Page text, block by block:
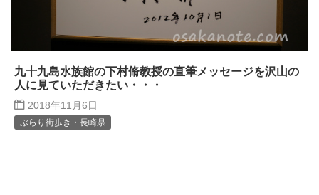
九十九島水族館の下村脩教授の直筆メッセージを沢山の
人に見ていただきたい・・・
2018年11月6日
ぶらり街歩き・長崎県